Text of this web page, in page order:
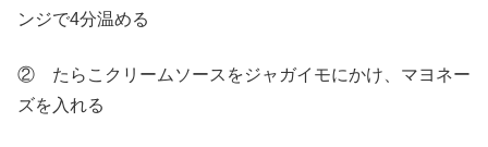
ンジで4分温める
② たらこクリームソースをジャガイモにかけ、マヨネー
ズを入れる